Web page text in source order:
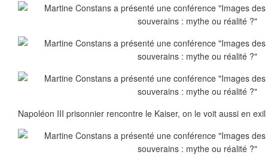
Napoléon III prisonnier rencontre le Kaiser, on le voit aussi en